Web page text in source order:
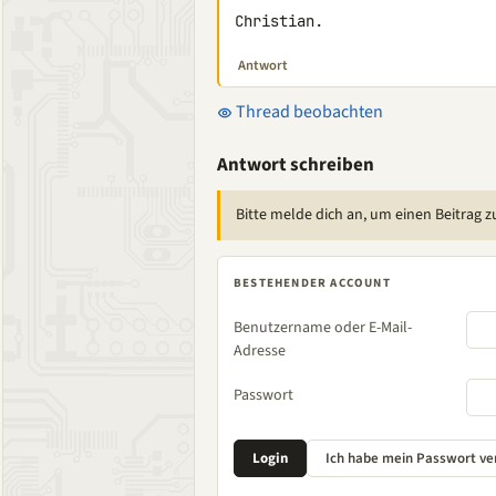
Christian.
Antwort
Thread beobachten
Antwort schreiben
Bitte melde dich an, um einen Beitrag
BESTEHENDER ACCOUNT
Benutzername oder E-Mail-
Adresse
Passwort